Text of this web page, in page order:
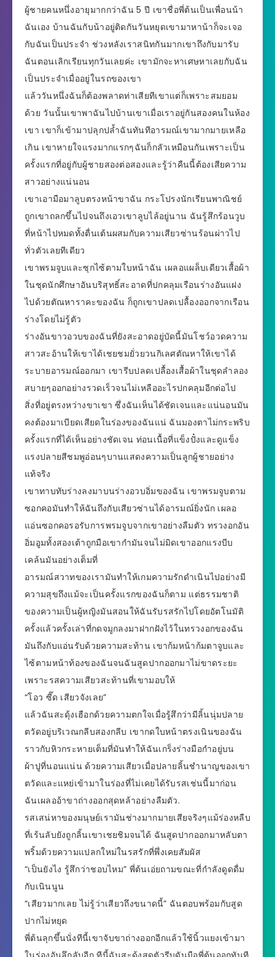
ผู้ชายคนหนึ่งอายุมากกว่าฉัน 5 ปี เขาชื่อพี่ต้นเป็นเพื่อนน้า
ฉันเอง บ้านฉันกับน้าอยู่ติดกันวันหยุดเขามาหาน้าก็จะเจอ
กับฉันเป็นประจำ ช่วงหลังเราสนิทกันมากเขาถึงกับมารับ
ฉันตอนเลิกเรียนทุกวันเลยค่ะ เขามักจะหาเศษหาเลยกับฉัน
เป็นประจำเมื่ออยู่ในรถของเขา
แล้ววันหนึ่งฉันก็ต้องพลาดท่าเสียทีเขาแต่ก็เพราะสมยอม
ด้วย วันนั้นเขาพาฉันไปบ้านเขาเมื่อเราอยู่กันสองคนในห้อง
เขา เขาก็เข้ามาปลุกปล้ำฉันทันทีอารมณ์เขามากมายเหลือ
เกิน เขาหายใจแรงมากแรกๆฉันก็กลัวเหมือนกันเพราะเป็น
ครั้งแรกที่อยู่กับผู้ชายสองต่อสองและรู้ว่าคืนนี้ต้องเสียความ
สาวอย่างแน่นอน
เขาเอามือมาลูบตรงหน้าขาฉัน กระโปรงนักเรียนพาณิชย์
ถูกเขาถลกขึ้นไปจนถึงเอวเขาลูบไล้อยู่นาน ฉันรู้สึกร้อนวูบ
ที่หน้าไปหมดทั้งตื่นเต้นผสมกับความเสียวซ่านร้อนผ่าวไป
ทั่วตัวเลยทีเดียว
เขาพรมจูบและซุกไซ้ตามใบหน้าฉัน เผลอแผล็บเดียวเสื้อผ้า
ในชุดนักศึกษาอันบริสุทธิ์สะอาดที่ปกคลุมเรือนร่างอันแฝง
ไปด้วยตัณหาราคะของฉัน ก็ถูกเขาปลดเปลื้องออกจากเรือน
ร่างโดยไม่รู้ตัว
ร่างอันขาวอวบของฉันที่ยังสะอาดอยู่บัดนี้มันโชว์อวดความ
สาวสะอ้านให้เขาได้เชยชมยั่วยวนกิเลศตัณหาให้เขาได้
ระบายอารมณ์ออกมา เขารีบปลดเปลื้องเสื้อผ้าในชุดลำลอง
สบายๆออกอย่างรวดเร็วจนไม่เหลืออะไรปกคลุมอีกต่อไป
สิ่งที่อยู่ตรงหว่างขาเขา ซึ่งฉันเห็นได้ชัดเจนและแน่นอนมัน
คงต้องมาเบียดเสียดในร่องของฉันแน่ ฉันมองตาไม่กระพริบ
ครั้งแรกที่ได้เห็นอย่างชัดเจน ท่อนเนื้อที่แข็งปั๋งและดูแข็ง
แรงปลายสีชมพูอ่อนๆบานแสดงความเป็นลูกผู้ชายอย่าง
แท้จริง
เขาทาบทับร่างลงมาบนร่างอวบอิ่มของฉัน เขาพรมจูบตาม
ซอกคอมันทำให้ฉันถึงกับเสียวซ่านได้อารมณ์ยิ่งนัก เผลอ
แอ่นซอกคอรอรับการพรมจูบจากเขาอย่างลืมตัว ทรวงอกอัน
อิ่มอูมทั้งสองเต้าถูกมือเขากำมันจนไม่มิดเขาออกแรงบีบ
เคล้นมันอย่างเต็มที่
อารมณ์สวาทของเรามันทำให้เกมความรักดำเนินไปอย่างมี
ความสุขถึงแม้จะเป็นครั้งแรกของฉันก็ตาม แต่ธรรมชาติ
ของความเป็นผู้หญิงมันสอนให้ฉันรับรสรักไปโดยอัตโนมัติ
ครั้งแล้วครั้งเล่าที่กดจมูกลงมาฝากฝังไว้ในทรวงอกของฉัน
มันถึงกับแอ่นรับด้วยความสะท้าน เขาก้มหน้าก้มตาจูบและ
ไซ้ตามหน้าท้องของฉันจนฉันสูดปากออกมาไม่ขาดระยะ
เพราะรสความเสียวสะท้านที่เขามอบให้
“โอว ซี๊ด เสียวจังเลย”
แล้วฉันสะดุ้งเฮือกด้วยความตกใจเมื่อรู้สึกว่ามีลิ้นนุ่มปลาย
ตวัดอยู่บริเวณกลีบสองกลีบ เขากดใบหน้าตรงเนินของฉัน
ราวกับหิวกระหายเต็มที่มันทำให้ฉันเกร็งร่างมือกำอยู่บน
ผ้าปูที่นอนแน่น ด้วยความเสียวเมื่อปลายลิ้นชำนาญของเขา
ตวัดและแหย่เข้ามาในร่องที่ไม่เคยได้รับรสเช่นนี้มาก่อน
ฉันเผลออ้าขาถ่างออกสุดหล้าอย่างลืมตัว.
รสเสน่หาของมนุษย์เรามันช่างมากมายเสียจริงๆแม้ร่องหลืบ
ที่เร้นลับยังถูกลิ้นเขาเชยชิมจนได้ ฉันสูดปากออกมาหลับตา
พริ้มด้วยความแปลกใหม่ในรสรักที่พึ่งเคยสัมผัส
“เป็นยังไง รู้สึกว่าชอบไหม” พี่ต้นเอ่ยถามขณะที่กำลังดูดดื่ม
กับเนินนูน
“เสียวมากเลย ไม่รู้ว่าเสียวถึงขนาดนี้” ฉันตอบพร้อมกับสูด
ปากไม่หยุด
พี่ต้นลุกขึ้นนั่งทีนี้เขาจับขาถ่างออกอีกแล้วใช้นิ้วแยงเข้ามา